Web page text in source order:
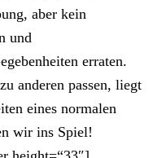
aber kein
und
erraten.
anderen passen, liegt
eines normalen
wir ins Spiel!